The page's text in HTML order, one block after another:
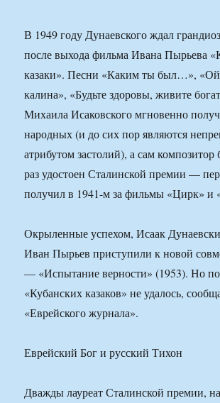
В 1949 году Дунаевского ждал
после выхода фильма Ивана Пырьева
казаки». Песни «Каким ты был…»,
калина», «Будьте здоровы, живите
Михаила Исаковского мгновенно
народных (и до сих пор являются
атрибутом застолий), а сам
раз удостоен Сталинской премии —
получил в 1941-м за фильмы «Цирк» и
Окрыленные успехом, Исаак
Иван Пырьев приступили к новой
— «Испытание верности» (1953). Но
«Кубанских казаков» не удалось,
«Еврейского журнала».
Еврейский Бог и русский Тихон
Дважды лауреат Сталинской премии,